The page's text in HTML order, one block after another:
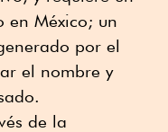
en México; un
por el
el nombre y
de la